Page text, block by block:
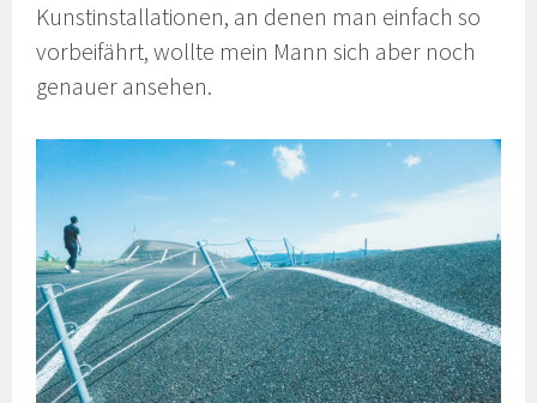
Kunstinstallationen, an denen man einfach so
vorbeifährt, wollte mein Mann sich aber noch
genauer ansehen.